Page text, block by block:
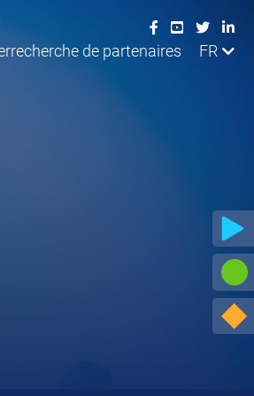
recherche de partenaires FR